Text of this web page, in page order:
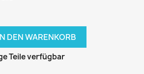
DEN WARENKORB
Teile verfügbar